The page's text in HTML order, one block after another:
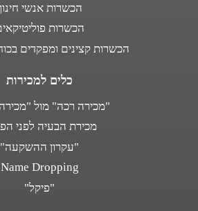
הכשרות אנשי
הכשרות
הכשרות קצינים ומפקדים
כלים למכירות
"מכירה רכה" מול
מכירת הבעיה לפני
"עקרון ההשקעה"
Name Dropping
"פיקל"